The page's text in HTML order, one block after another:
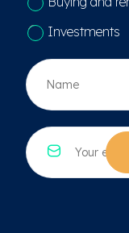
t
a
c
k
e
e
*
Investments
N
a
a
*
E
-
m